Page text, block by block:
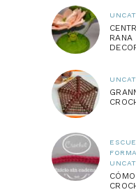
RANA